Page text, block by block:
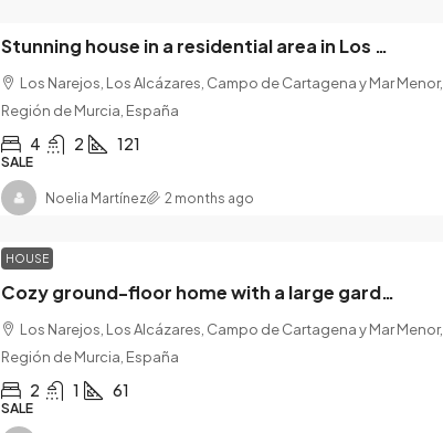
Stunning house in a residential area in Los Narejos
Los Narejos, Los Alcázares, Campo de Cartagena y Mar Menor,
Región de Murcia, España
4 2 121
SALE
Noelia Martínez 2 months ago
HOUSE
Cozy ground-floor home with a large garden in Los Narejos
Los Narejos, Los Alcázares, Campo de Cartagena y Mar Menor,
Región de Murcia, España
2 1 61
SALE